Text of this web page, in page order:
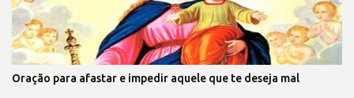
Oração para afastar e impedir aquele que te deseja mal